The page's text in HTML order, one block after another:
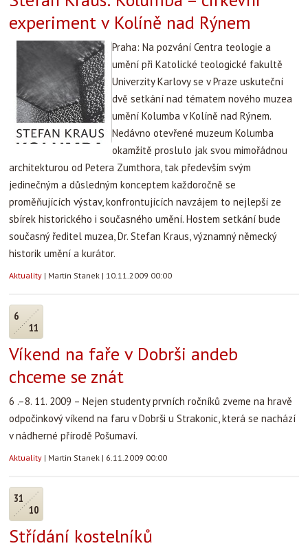
experiment v Kolíně nad Rýnem
Praha: Na pozvání Centra teologie a
umění při Katolické teologické fakultě
Univerzity Karlovy se v Praze uskuteční
dvě setkání nad tématem nového muzea
umění Kolumba v Kolíně nad Rýnem.
Nedávno otevřené muzeum Kolumba
okamžitě proslulo jak svou mimořádnou
architekturou od Petera Zumthora, tak především svým
jedinečným a důsledným konceptem každoročně se
proměňujících výstav, konfrontujících navzájem to nejlepší ze
sbírek historického i současného umění. Hostem setkání bude
současný ředitel muzea, Dr. Stefan Kraus, významný německý
historik umění a kurátor.
Aktuality | Martin Stanek | 10.11.2009 00:00
6
11
Víkend na faře v Dobrši andeb
chceme se znát
6 .–8. 11. 2009 – Nejen studenty prvních ročníků zveme na hravě
odpočinkový víkend na faru v Dobrši u Strakonic, která se nachází
v nádherné přírodě Pošumaví.
Aktuality | Martin Stanek | 6.11.2009 00:00
31
10
Střídání kostelníků